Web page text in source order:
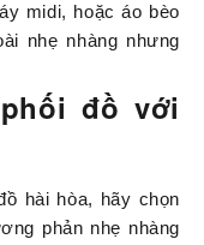
midi, hoặc áo bèo
nhẹ nhàng nhưng
đồ với
hài hòa, hãy chọn
phản nhẹ nhàng